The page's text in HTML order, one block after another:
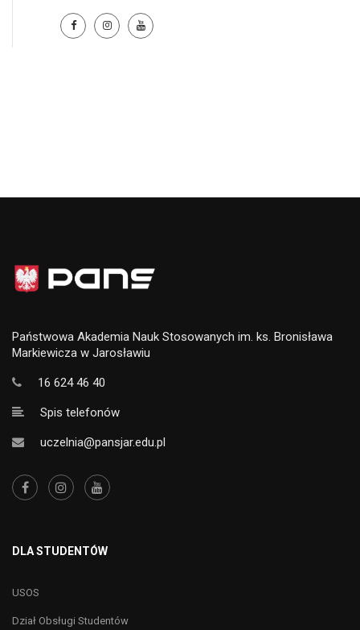
Państwowa Akademia Nauk Stosowanych im. ks. Bronisława
Markiewicza w Jarosławiu
16 624 46 40
Spis telefonów
uczelnia@pansjar.edu.pl
DLA STUDENTÓW
USOS
Dział Obsługi Studentów